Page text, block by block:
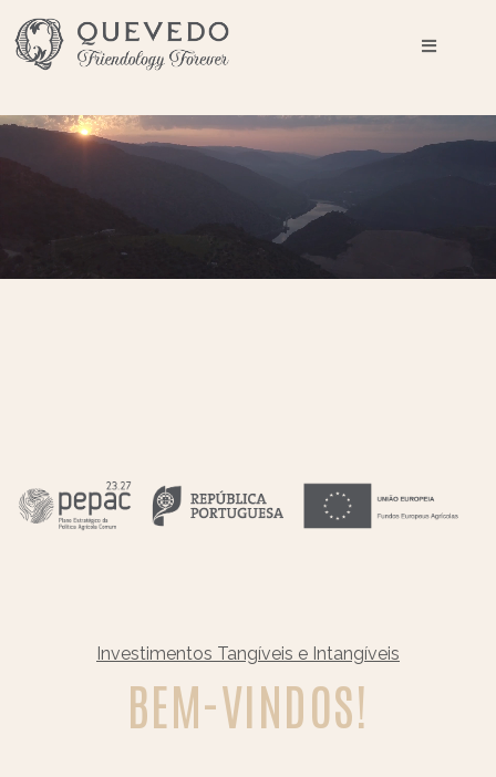
Investimentos Tangíveis e Intangíveis
BEM-VINDOS!